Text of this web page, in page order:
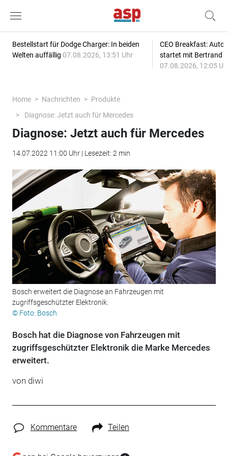
Bestellstart für Dodge Charger: In beiden
Welten auffällig 07.08.2026, 13:51 Uhr
CEO Breakfast:
startet mit Bertrand
07.08.2026, 12:05
Home Nachrichten
Produkte
Diagnose: Jetzt auch für Mercedes
Diagnose: Jetzt auch für Mercedes
14.07.2022 11:00 Uhr | Lesezeit: 2 min
Bosch erweitert die Diagnose an Fahrzeugen mit
zugriffsgeschützter Elektronik.
© Foto: Bosch
Bosch hat die Diagnose von Fahrzeugen mit
zugriffsgeschützter Elektronik die Marke Mercedes
erweitert.
von diwi
Kommentare Teilen